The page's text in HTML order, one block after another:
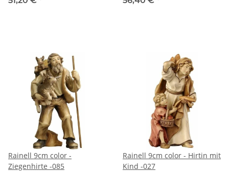
Rainell 9cm color -
Ziegenhirte -085
Rainell 9cm color - Hirtin mit
Kind -027